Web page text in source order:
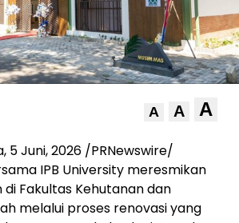
A A A
, 5Juni, 2026 /PRNewswire/
IPB University meresmikan
di Fakultas Kehutanan dan
melalui proses renovasi yang